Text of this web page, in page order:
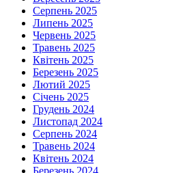
Серпень 2025
Липень 2025
Червень 2025
Травень 2025
Квітень 2025
Березень 2025
Лютий 2025
Січень 2025
Грудень 2024
Листопад 2024
Серпень 2024
Травень 2024
Квітень 2024
Березень 2024